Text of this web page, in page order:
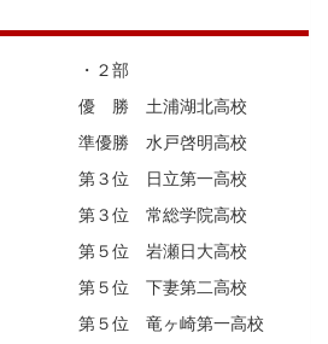
２部
優 勝 土浦湖北高校
校 準優勝 水戸啓明高校
校 第３位 日立第一高校
校 第３位 常総学院高校
校 第５位 岩瀬日大高校
校 第５位 下妻第二高校
第５位 竜ヶ崎第一高校